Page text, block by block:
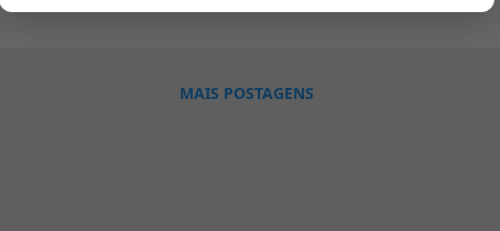
MAIS POSTAGENS